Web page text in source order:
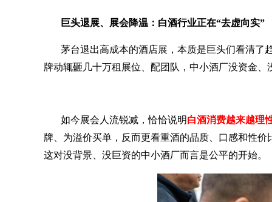
巨头退展、展会降温：白酒行业正在“去虚向实”
茅台退出高成本的酒店展，本质是巨头们看清了
牌动辄砸几十万租展位、配团队，中小酒厂没资金
如今展会人流锐减，恰恰说明白酒消费越来越理
牌、为溢价买单，反而更看重酒的品质、口感和性价
这对没背景、没巨资的中小酒厂而言是公平的开始。